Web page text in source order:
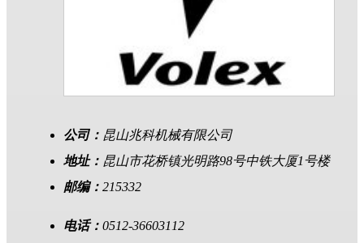
公司： 昆山兆科机械有限公司
地址： 昆山市花桥镇光明路98号中铁大厦1号楼
邮编： 215332
电话： 0512-36603112